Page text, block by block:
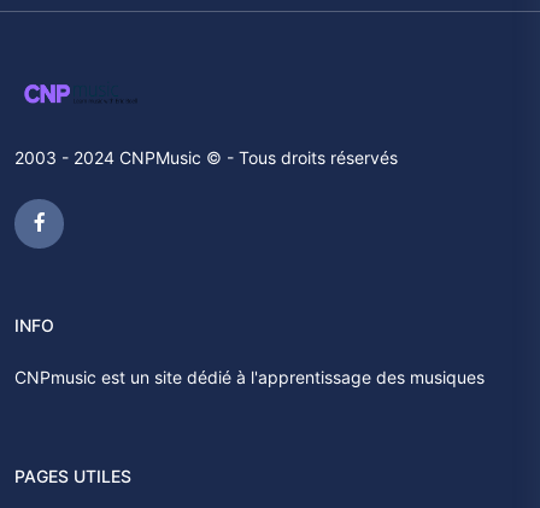
2003 - 2024 CNPMusic © - Tous droits réservés
INFO
CNPmusic est un site dédié à l'apprentissage des musiques
PAGES UTILES